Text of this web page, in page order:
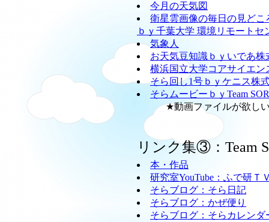
今月の天気図
衛星雲画像の毎日の見どこ
ｂｙ千葉大学 環境リモート
気象人
お天気豆知識ｂｙいであ株
横浜国立大学コアサイエン
そら回し1号ｂｙケニス株
そらムービーｂｙTeam
★動画ファイルが欲しい
リンク集③：Team
本・作品
研究室YouTube：ふで研Ｔ
そらブログ：そら日記
そらブログ：かぜ便り
そらブログ：そらカレンダ